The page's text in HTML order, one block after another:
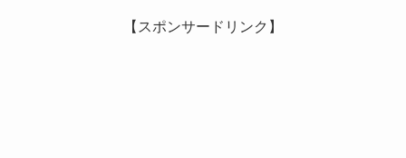
【スポンサードリンク】